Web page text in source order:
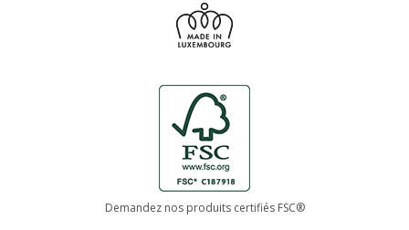
Demandez nos produits certifiés FSC®